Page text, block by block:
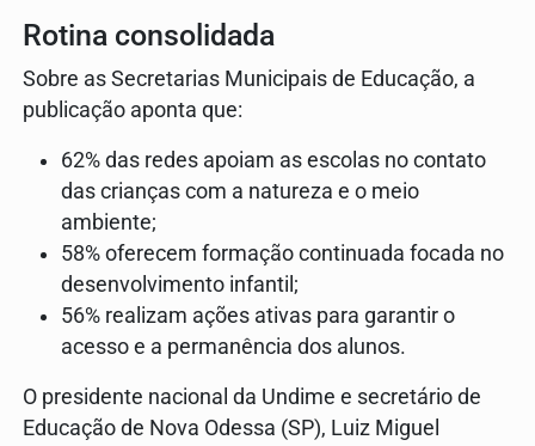
Rotina consolidada
Sobre as Secretarias Municipais de Educação, a
publicação aponta que:
62% das redes apoiam as escolas no contato
das crianças com a natureza e o meio
ambiente;
58% oferecem formação continuada focada no
desenvolvimento infantil;
56% realizam ações ativas para garantir o
acesso e a permanência dos alunos.
O presidente nacional da Undime e secretário de
Educação de Nova Odessa (SP), Luiz Miguel